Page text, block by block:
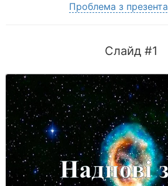
Проблема з
Слайд #1